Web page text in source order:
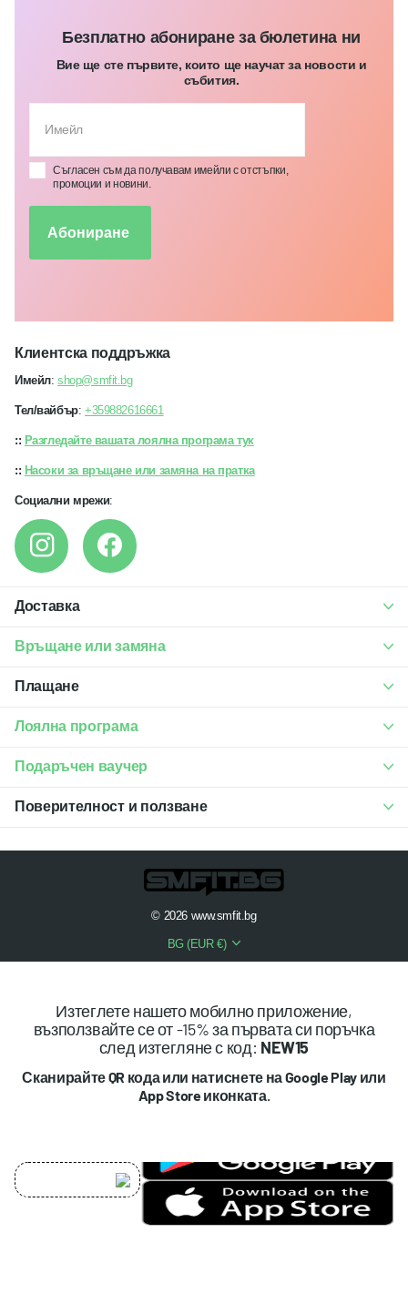
Безплатно абониране за бюлетина ни
Вие ще сте първите, които ще научат за новости и
събития.
Съгласен съм да получавам имейли с отстъпки,
промоции и новини.
Абониране
Доставка
Връщане или замяна
Плащане
Лоялна програма
Подаръчен ваучер
Поверителност и ползване
Клиентска поддръжка
Имейл:shop@smfit.bg
Тел/вайбър: +359882616661
:: Разгледайте вашата лоялна програма тук
:: Насоки за връщане или замяна на пратка
Социални мрежи:
© 2026www.smfit.bg
BG (EUR €)
Изтеглете нашето мобилно приложение,
възползвайте се от -15% за първата си поръчка
след изтегляне с код: NEW15
Сканирайте QR кода или натиснете на Google Play или
App Store иконката.